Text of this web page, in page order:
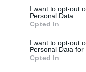
consent section.
I want to opt-out
Personal Data.
Opted In
I want to opt-out
Personal Data for
Opted In
Az Állami
az Magyar
ugyanazok a